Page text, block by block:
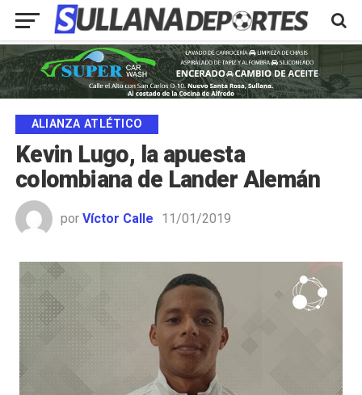
ALIANZA ATLÉTICO
Kevin Lugo, la apuesta
colombiana de Lander Alemán
por Víctor Calle 11/01/2019